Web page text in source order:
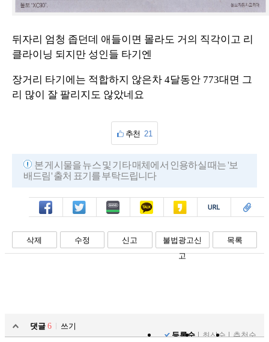
뒤자리 엄청 좁던데 애들이면 몰라도 거의 직각이고 리
클라이닝 되지만 성인들 타기엔
장거리 타기에는 적합하지 않은차 4달동안 773대면 그
리 많이 잘 팔리지도 않았네요
추천 21
본 게시물을 뉴스 및 기타 매체에서 인용하실 때는 '보
배드림' 출처 표기를 부탁드립니다
페북 트윗 밴드 카톡 카스 복사 스크랩
삭제 수정 신고
불법광고신
고
목록
댓글 6
쓰기
등록순
최신순 추천순